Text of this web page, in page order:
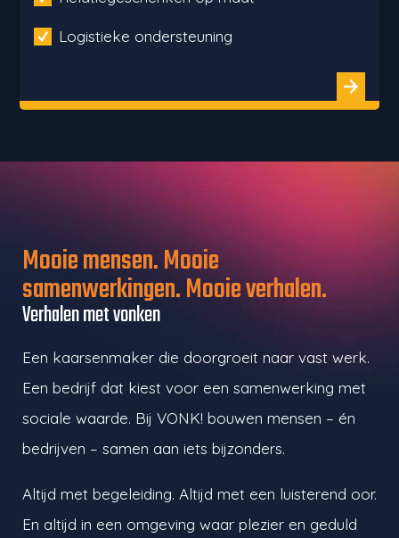
Logistieke ondersteuning
Mooie mensen. Mooie
samenwerkingen. Mooie verhalen.
Verhalen met vonken
Een kaarsenmaker die doorgroeit naar vast werk.
Een bedrijf dat kiest voor een samenwerking met
sociale waarde. Bij VONK! bouwen mensen – én
bedrijven – samen aan iets bijzonders.
Altijd met begeleiding. Altijd met een luisterend oor.
En altijd in een omgeving waar plezier en geduld